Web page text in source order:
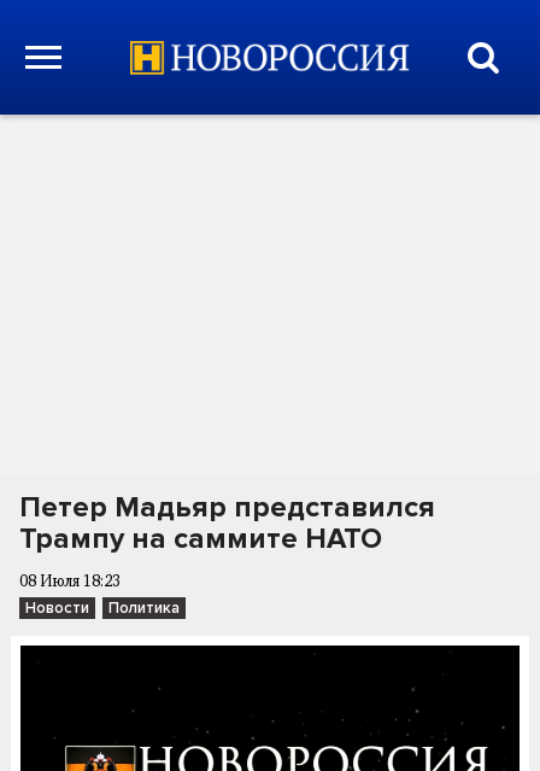
Петер Мадьяр представился
Трампу на саммите НАТО
08 Июля 18:23
Новости Политика